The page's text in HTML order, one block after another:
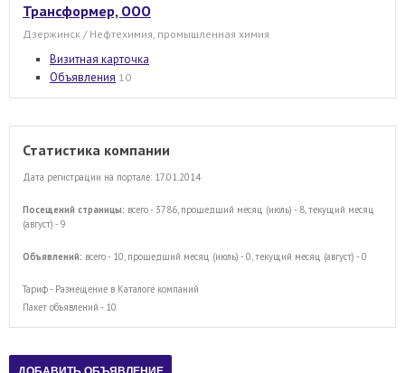
Трансформер, ООО
Дзержинск / Нефтехимия, промышленная химия
Визитная карточка
Объявления 10
Статистика компании
Дата регистрации на портале: 17.01.2014
Посещений страницы: всего - 3786, прошедший месяц (июль) - 8, текущий месяц
(август) - 9
Объявлений: всего - 10, прошедший месяц (июль) - 0, текущий месяц (август) - 0
Тариф - Размещение в Каталоге компаний
Пакет объявлений - 10